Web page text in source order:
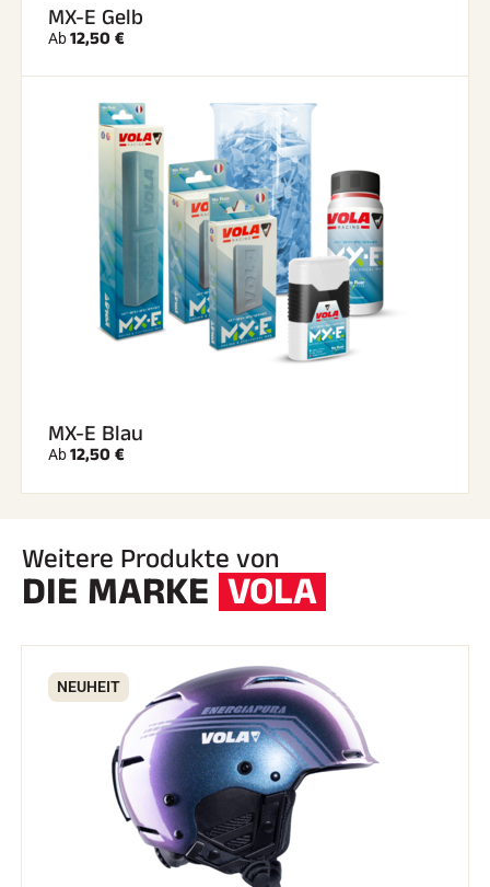
MX-E Gelb
Ab12,50 €
MX-E Blau
Ab12,50 €
Weitere Produkte von
DIE MARKE VOLA
NEUHEIT